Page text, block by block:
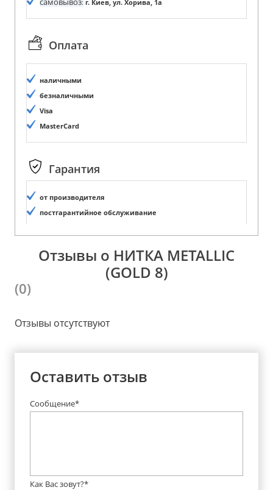
: г. Киев, ул. Хорива, 1а
Оплата
наличными
безналичными
Visa
MasterCard
Гарантия
от производителя
постгарантийное обслуживание
Отзывы о НИТКА METALLIC
(GOLD 8)
(0)
Отзывы отсутствуют
Оставить отзыв
Сообщение*
Как Вас зовут?*